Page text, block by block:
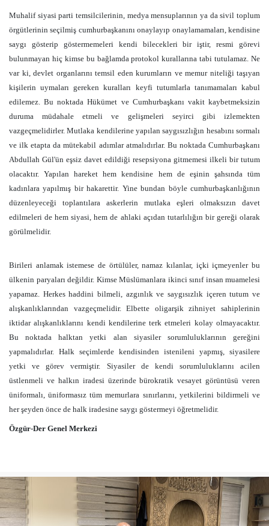
Muhalif siyasi parti temsilcilerinin, medya mensuplarının ya da sivil toplum
örgütlerinin seçilmiş cumhurbaşkanını onaylayıp onaylamamaları, kendisine
saygı gösterip göstermemeleri kendi bilecekleri bir iştir, resmi görevi
bulunmayan hiç kimse bu bağlamda protokol kurallarına tabi tutulamaz. Ne
var ki, devlet organlarını temsil eden kurumların ve memur niteliği taşıyan
kişilerin uymaları gereken kuralları keyfi tutumlarla tanımamaları kabul
edilemez. Bu noktada Hükümet ve Cumhurbaşkanı vakit kaybetmeksizin
duruma müdahale etmeli ve gelişmeleri seyirci gibi izlemekten
vazgeçmelidirler. Mutlaka kendilerine yapılan saygısızlığın hesabını sormalı
ve ilk etapta da mütekabil adımlar atmalıdırlar. Bu noktada Cumhurbaşkanı
Abdullah Gül'ün eşsiz davet edildiği resepsiyona gitmemesi ilkeli bir tutum
olacaktır. Yapılan hareket hem kendisine hem de eşinin şahsında tüm
kadınlara yapılmış bir hakarettir. Yine bundan böyle cumhurbaşkanlığının
düzenleyeceği toplantılara askerlerin mutlaka eşleri olmaksızın davet
edilmeleri de hem siyasi, hem de ahlaki açıdan tutarlılığın bir gereği olarak
görülmelidir.
Birileri anlamak istemese de örtülüler, namaz kılanlar, içki içmeyenler bu
ülkenin paryaları değildir. Kimse Müslümanlara ikinci sınıf insan muamelesi
yapamaz. Herkes haddini bilmeli, azgınlık ve saygısızlık içeren tutum ve
alışkanlıklarından vazgeçmelidir. Elbette oligarşik zihniyet sahiplerinin
iktidar alışkanlıklarını kendi kendilerine terk etmeleri kolay olmayacaktır.
Bu noktada halktan yetki alan siyasiler sorumluluklarının gereğini
yapmalıdırlar. Halk seçimlerde kendisinden istenileni yapmış, siyasilere
yetki ve görev vermiştir. Siyasiler de kendi sorumluluklarını acilen
üstlenmeli ve halkın iradesi üzerinde bürokratik vesayet görüntüsü veren
üniformalı, üniformasız tüm memurlara sınırlarını, yetkilerini bildirmeli ve
her şeyden önce de halk iradesine saygı göstermeyi öğretmelidir.
Özgür-Der Genel Merkezi